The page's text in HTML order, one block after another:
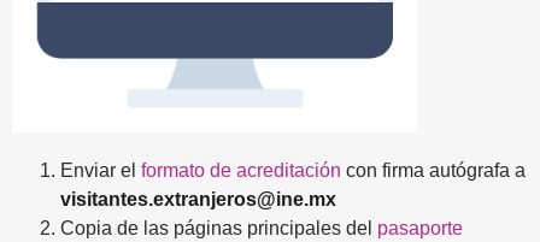
Enviar el formato de acreditación con firma autógrafa a
visitantes.extranjeros@ine.mx
Copia de las páginas principales del pasaporte